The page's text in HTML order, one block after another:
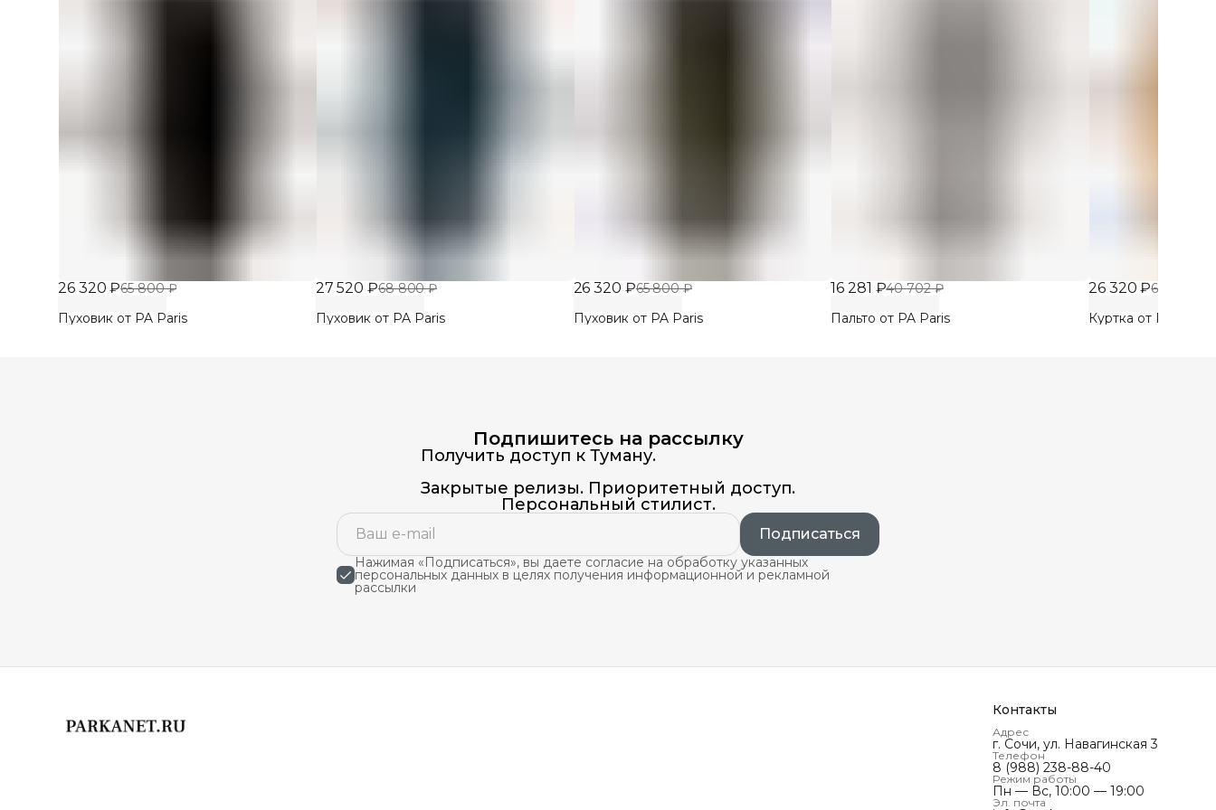
26 320 ₽65 800 ₽
Пуховик от PA Paris
27 520 ₽68 800 ₽
Пуховик от PA Paris
26 320 ₽65 800 ₽
Пуховик от PA Paris
16 281 ₽40 702 ₽
Пальто от PA Paris
26 320 ₽65 800 ₽
Куртка от PA Paris
Подпишитесь на рассылку
Получить доступ к Туману.
Закрытые релизы. Приоритетный доступ.
Персональный стилист.
Подписаться
Нажимая «Подписаться», вы даете согласие на обработку указанных
персональных данных в целях получения информационной и рекламной
рассылки
Контакты
Адрес
г. Сочи, ул. Навагинская 3
Телефон
8 (988) 238-88-40
Режим работы
Пн — Вс, 10:00 — 19:00
Эл. почта